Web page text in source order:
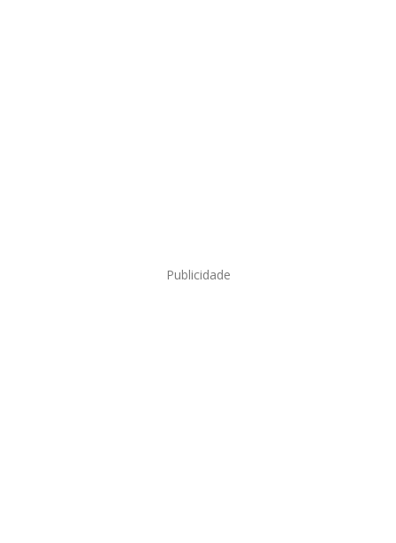
Publicidade